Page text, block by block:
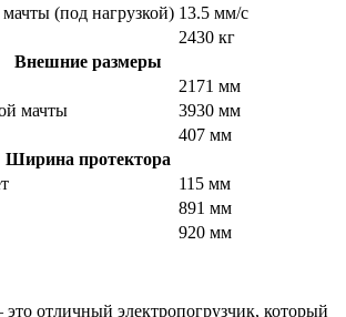
(под нагрузкой) 13.5 мм/с
2430 кг
Внешние размеры
2171 мм
мачты
3930 мм
407 мм
Ширина протектора
115 мм
891 мм
920 мм
отличный электропогрузчик, который